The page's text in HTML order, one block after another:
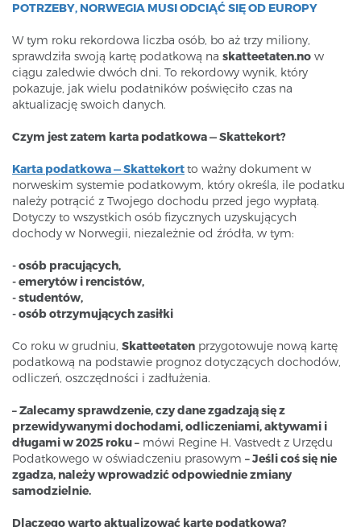
POTRZEBY, NORWEGIA MUSI ODCIĄĆ SIĘ OD EUROPY
W tym roku rekordowa liczba osób, bo aż trzy miliony,
sprawdziła swoją kartę podatkową na skatteetaten.no w
ciągu zaledwie dwóch dni. To rekordowy wynik, który
pokazuje, jak wielu podatników poświęciło czas na
aktualizację swoich danych.
Czym jest zatem karta podatkowa — Skattekort?
Karta podatkowa — Skattekortto ważny dokument w
norweskim systemie podatkowym, który określa, ile podatku
należy potrącić z Twojego dochodu przed jego wypłatą.
Dotyczy to wszystkich osób fizycznych uzyskujących
dochody w Norwegii, niezależnie od źródła, w tym:
- osób pracujących,
- emerytów i rencistów,
- studentów,
- osób otrzymujących zasiłki
Co roku w grudniu, Skatteetaten przygotowuje nową kartę
podatkową na podstawie prognoz dotyczących dochodów,
odliczeń, oszczędności i zadłużenia.
– Zalecamy sprawdzenie, czy dane zgadzają się z
przewidywanymi dochodami, odliczeniami, aktywami i
długami w 2025 roku – mówi Regine H. Vastvedt z Urzędu
Podatkowego w oświadczeniu prasowym – Jeśli coś się nie
zgadza, należy wprowadzić odpowiednie zmiany
samodzielnie.
Dlaczego warto aktualizować kartę podatkową?